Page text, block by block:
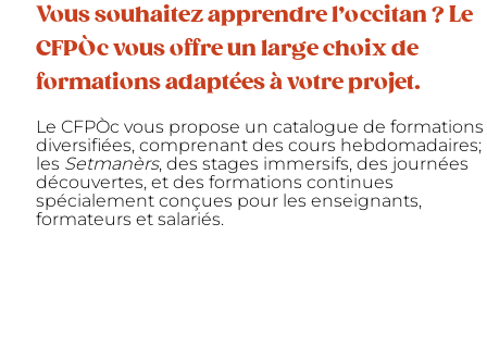
Vous souhaitez apprendre l’occitan ? Le
CFPÒc vous offre un large choix de
formations adaptées à votre projet.
Le CFPÒc vous propose un catalogue de formations
diversifiées, comprenant des cours hebdomadaires;
les Setmanèrs, des stages immersifs, des journées
découvertes, et des formations continues
spécialement conçues pour les enseignants,
formateurs et salariés.